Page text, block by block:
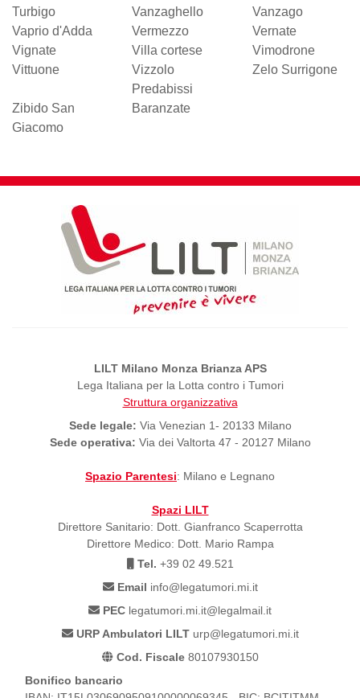
Turbigo
Vanzaghello
Vanzago
Vaprio d'Adda
Vermezzo
Vernate
Vignate
Villa cortese
Vimodrone
Vittuone
Vizzolo
Predabissi
Zelo Surrigone
Zibido San
Giacomo
Baranzate
LILT Milano Monza Brianza APS
Lega Italiana per la Lotta contro i Tumori
Struttura organizzativa
Sede legale: Via Venezian 1- 20133 Milano
Sede operativa: Via dei Valtorta 47 - 20127 Milano
Spazio Parentesi: Milano e Legnano
Spazi LILT
Direttore Sanitario: Dott. Gianfranco Scaperrotta
Direttore Medico: Dott. Mario Rampa
Tel. +39 02 49.521
Email info@legatumori.mi.it
PEC legatumori.mi.it@legalmail.it
URP Ambulatori LILTurp@legatumori.mi.it
Cod. Fiscale80107930150
Bonifico bancario